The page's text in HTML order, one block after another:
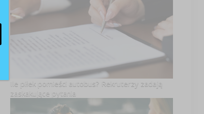
Ile piłek pomieści autobus? Rekruterzy zadają
zaskakujące pytania